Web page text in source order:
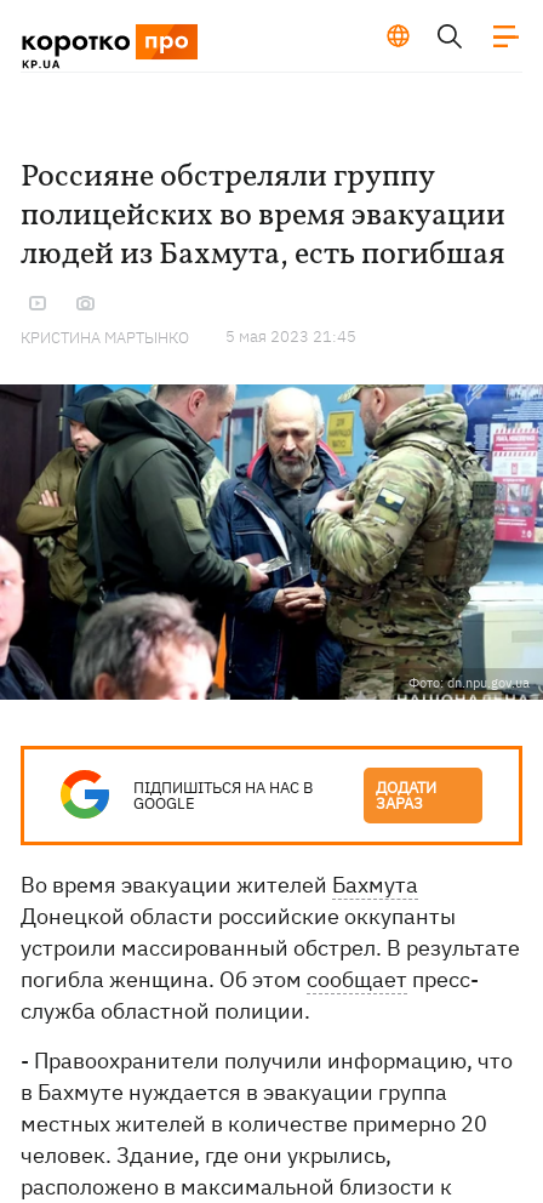
Россияне обстреляли группу
полицейских во время эвакуации
людей из Бахмута, есть погибшая
КРИСТИНА МАРТЫНКО 5 мая 2023 21:45
Фото: dn.npu.gov.ua
ПІДПИШІТЬСЯ НА НАС В
GOOGLE
ДОДАТИ
ЗАРАЗ
Во время эвакуации жителей Бахмута
Донецкой области российские оккупанты
устроили массированный обстрел. В результате
погибла женщина. Об этомсообщает пресс-
служба областной полиции.
- Правоохранители получили информацию, что
в Бахмуте нуждается в эвакуации группа
местных жителей в количестве примерно 20
человек. Здание, где они укрылись,
расположено в максимальной близости к